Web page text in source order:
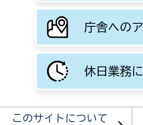
庁舎への
休日業務
このサイトについて